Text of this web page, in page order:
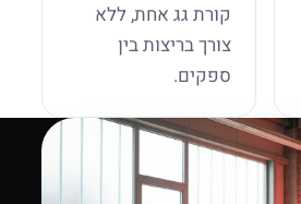
קורת גג אחת, ללא
צורך בריצות בין
ספקים.